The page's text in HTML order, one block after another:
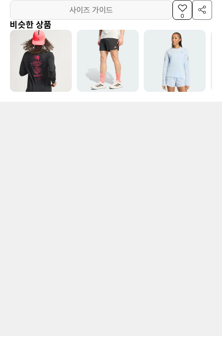
사이즈 가이드
0
비슷한 상품